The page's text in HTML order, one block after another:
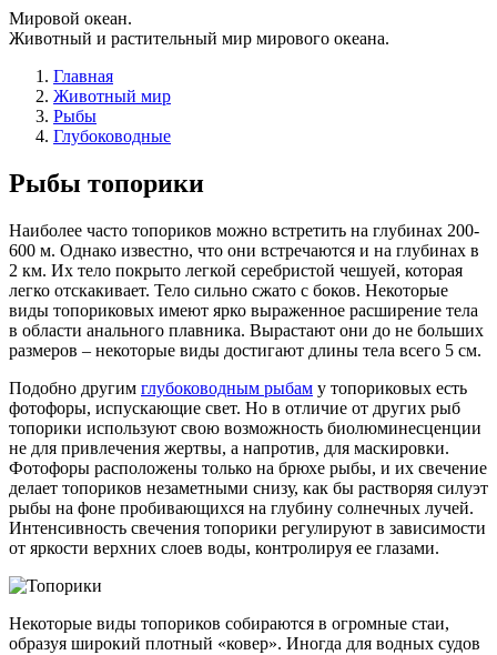
Мировой океан.
Животный и растительный мир мирового океана.
Главная
Животный мир
Рыбы
Глубоководные
Рыбы топорики
Наиболее часто топориков можно встретить на глубинах 200-
600 м. Однако известно, что они встречаются и на глубинах в
2 км. Их тело покрыто легкой серебристой чешуей, которая
легко отскакивает. Тело сильно сжато с боков. Некоторые
виды топориковых имеют ярко выраженное расширение тела
в области анального плавника. Вырастают они до не больших
размеров – некоторые виды достигают длины тела всего 5 см.
Подобно другим глубоководным рыбам у топориковых есть
фотофоры, испускающие свет. Но в отличие от других рыб
топорики используют свою возможность биолюминесценции
не для привлечения жертвы, а напротив, для маскировки.
Фотофоры расположены только на брюхе рыбы, и их свечение
делает топориков незаметными снизу, как бы растворяя силуэт
рыбы на фоне пробивающихся на глубину солнечных лучей.
Интенсивность свечения топорики регулируют в зависимости
от яркости верхних слоев воды, контролируя ее глазами.
Некоторые виды топориков собираются в огромные стаи,
образуя широкий плотный «ковер». Иногда для водных судов